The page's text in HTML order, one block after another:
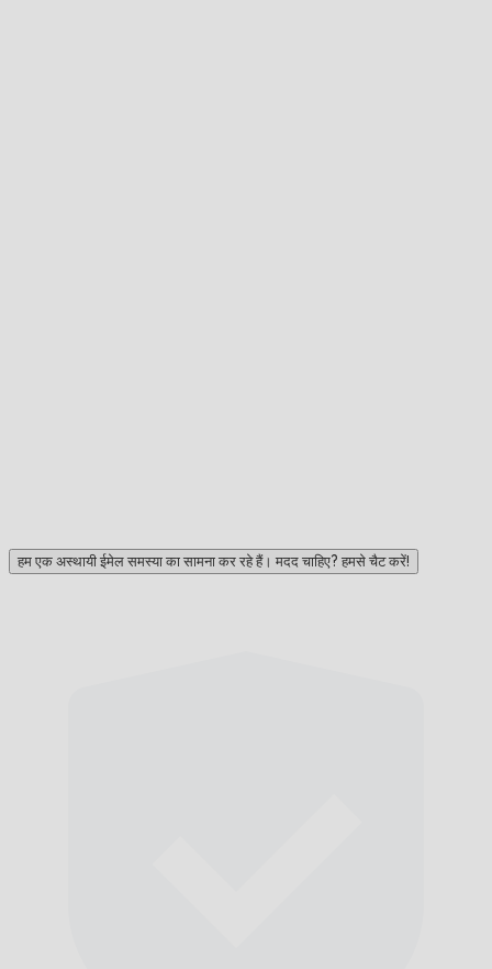
हम एक अस्थायी ईमेल समस्या का सामना कर रहे हैं। मदद चाहिए? हमसे चैट करें!